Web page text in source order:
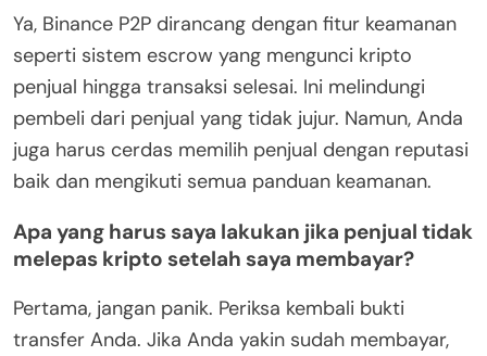
Ya, Binance P2P dirancang dengan fitur keamanan
seperti sistem escrow yang mengunci kripto
penjual hingga transaksi selesai. Ini melindungi
pembeli dari penjual yang tidak jujur. Namun, Anda
juga harus cerdas memilih penjual dengan reputasi
baik dan mengikuti semua panduan keamanan.
Apa yang harus saya lakukan jika penjual tidak
melepas kripto setelah saya membayar?
Pertama, jangan panik. Periksa kembali bukti
transfer Anda. Jika Anda yakin sudah membayar,